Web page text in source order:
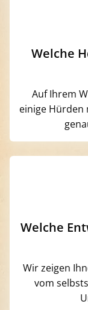
Welche
Auf Ihrem
einige Hürden
Welche
Wir zeigen
vom